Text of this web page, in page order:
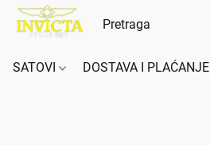
SATOVI DOSTAVA I PLAĆANJE